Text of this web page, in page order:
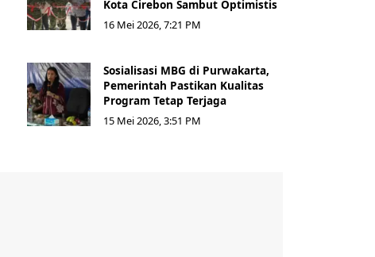
Kota Cirebon Sambut Optimistis
16 Mei 2026, 7:21 PM
Sosialisasi MBG di Purwakarta,
Pemerintah Pastikan Kualitas
Program Tetap Terjaga
15 Mei 2026, 3:51 PM